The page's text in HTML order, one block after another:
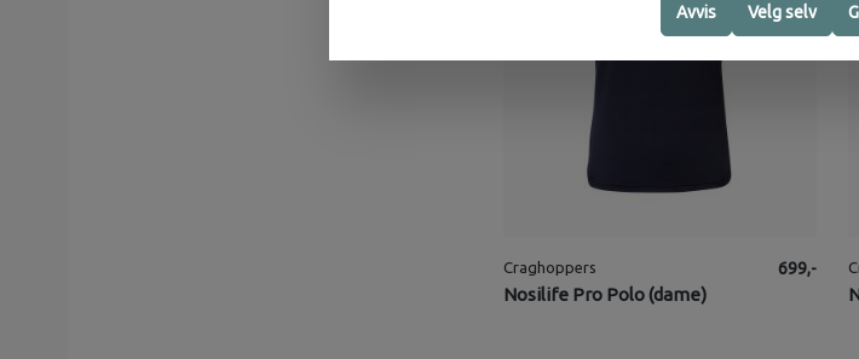
Craghoppers
Nosilife Pro Polo (dame)
699,-
Avvis Velg selv